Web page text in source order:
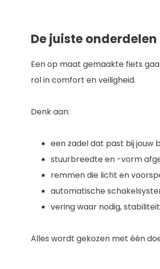
De juiste
Een op maat gemaakte fiets
rol in comfort en veiligheid.
Denk aan:
een zadel dat past bij jouw
stuurbreedte en -vorm
remmen die licht en
automatische
vering waar nodig,
Alles wordt gekozen met één